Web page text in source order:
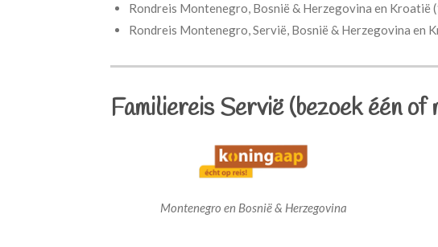
Rondreis Montenegro, Bosnië & Herzegovina en Kroatië
Rondreis Montenegro, Servië, Bosnië & Herzegovina en
Familiereis Servië (bezoek één of
Montenegro en Bosnië & Herzegovina